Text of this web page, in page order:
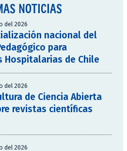
NOTICIAS
del 2026
nacional del
para
Hospitalarias de Chile
del 2026
de Ciencia Abierta
revistas científicas
del 2026